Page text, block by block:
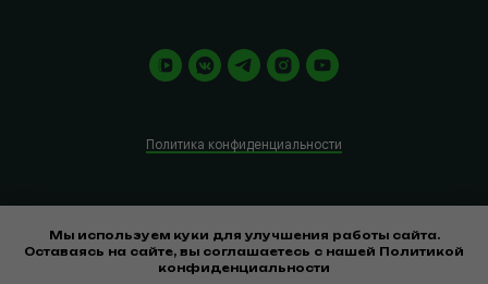
Политика конфиденциальности
*Компания Meta Platforms Inc., владеющая социальными сетями
Facebook и Instagram, по решению суда от 21.03.2022 признана
экстремистской организацией, ее деятельность на территории России
Мы используем куки для улучшения работы сайта.
Оставаясь на сайте, вы соглашаетесь с нашей Политикой
конфиденциальности